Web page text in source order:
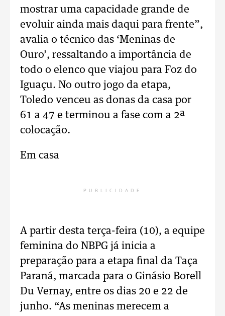
mostrar uma capacidade grande de
evoluir ainda mais daqui para frente”,
avalia o técnico das ‘Meninas de
Ouro’, ressaltando a importância de
todo o elenco que viajou para Foz do
Iguaçu. No outro jogo da etapa,
Toledo venceu as donas da casa por
61 a 47 e terminou a fase com a 2ª
colocação.
Em casa
PUBLICIDADE
A partir desta terça-feira (10), a equipe
feminina do NBPG já inicia a
preparação para a etapa final da Taça
Paraná, marcada para o Ginásio Borell
Du Vernay, entre os dias 20 e 22 de
junho. “As meninas merecem a